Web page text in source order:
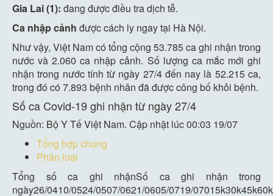
Gia Lai (1): đang được điều tra dịch tễ.
Ca nhập cảnh được cách ly ngay tại Hà Nội.
Như vậy, Việt Nam có tổng cộng 53.785 ca ghi nhận trong
nước và 2.060 ca nhập cảnh. Số lượng ca mắc mới ghi
nhận trong nước tính từ ngày 27/4 đến nay là 52.215 ca,
trong đó có 7.893 bệnh nhân đã được công bố khỏi bệnh.
Số ca Covid-19 ghi nhận từ ngày 27/4
Nguồn: Bộ Y Tế Việt Nam. Cập nhật lúc 00:03 19/07
Tổng hợp chung
Phân loại
Tổng số ca ghi nhậnSố ca ghi nhận trong
ngày26/0410/0524/0507/0621/0605/0719/